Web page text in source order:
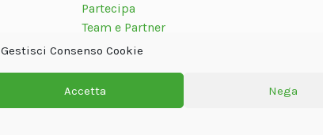
Gestisci Consenso Cookie
Accetta Nega
Partecipa
Team e Partner
Contatti